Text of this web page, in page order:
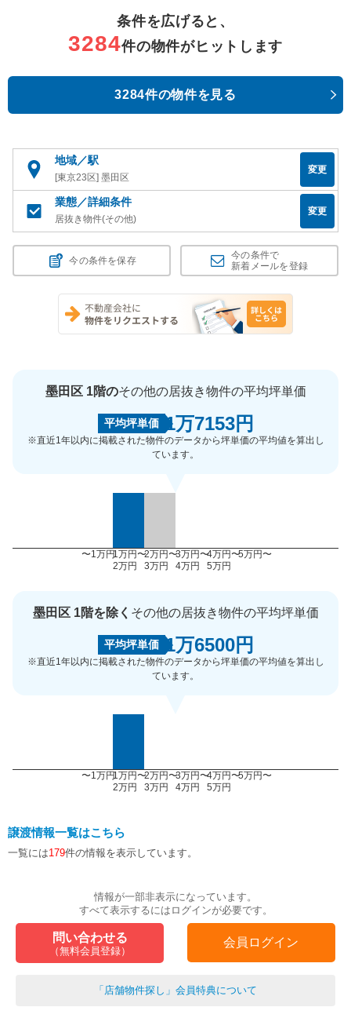
条件を広げると、
3284件の物件がヒットします
3284件の物件を見る
地域／駅
[東京23区] 墨田区
変更
業態／詳細条件
居抜き物件(その他)
変更
今の条件を保存
今の条件で
新着メールを登録
墨田区 1階のその他の居抜き物件の平均坪単価
平均坪単価 1万7153円
※直近1年以内に掲載された物件のデータから坪単価の平均値を算出し
ています。
〜1万円1万円〜
2万円
2万円〜
3万円
3万円〜
4万円
4万円〜
5万円
5万円〜
墨田区 1階を除く その他の居抜き物件の平均坪単価
平均坪単価 1万6500円
※直近1年以内に掲載された物件のデータから坪単価の平均値を算出し
ています。
〜1万円1万円〜
2万円
2万円〜
3万円
3万円〜
4万円
4万円〜
5万円
5万円〜
譲渡情報一覧はこちら
一覧には179件の情報を表示しています。
情報が一部非表示になっています。
すべて表示するにはログインが必要です。
問い合わせる
（無料会員登録）
会員ログイン
「店舗物件探し」会員特典について